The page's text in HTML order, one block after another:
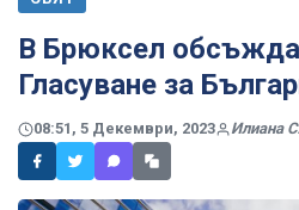
В Брюксел
Гласуване за
08:51, 5 Декември, 2023 Илиана